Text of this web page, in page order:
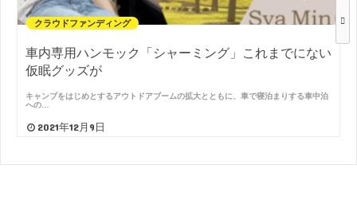
クラウドファンディング
車内専用ハンモック「シャーミング」これまでにない
仮眠グッズが
キャンプをはじめとするアウトドアブームの拡大とともに、車で寝泊まりする車中泊
への…
2021年12月9日